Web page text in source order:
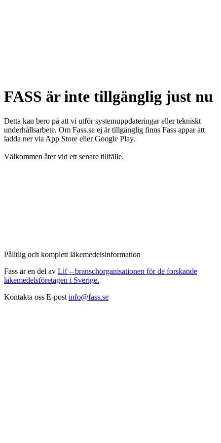
FASS är inte tillgänglig just nu
Detta kan bero på att vi utför systemuppdateringar eller tekniskt
underhållsarbete. Om Fass.se ej är tillgänglig finns Fass appar att
ladda ner via App Store eller Google Play.
Välkommen åter vid ett senare tillfälle.
Pålitlig och komplett läkemedelsinformation
Fass är en del av Lif – branschorganisationen för de forskande
läkemedelsföretagen i Sverige.
Kontakta oss E-post info@fass.se